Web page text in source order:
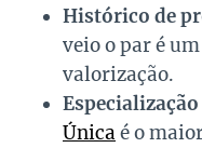
Histórico de
veio o par é
valorização.
Única é o